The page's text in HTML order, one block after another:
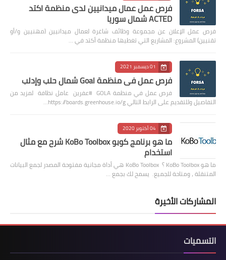
فرص عمل عمال ميدانيين لدى منظمة اكتد
ACTED شمال سوريا
فرص عمل الإعلان عن مجموعة وظائف شاغرة لعمال ميدانيين (مهنيين و/أو
تقنيين) المشروع: المشاريع التي تغطيها منظمة أكتد في …
01 ديسمبر 2021
فرص عمل في منظمة Goal شمال حلب وإدلب
فرص عمل في منظمة GOLA #عفرين عامل نظافة لمزيد من
التفاصيل وللتقديم على الرابط التالي https://boards.greenhouse.io/g…
04 أكتوبر 2020
ما هو برنامج كوبو KoBo Toolbox شرح مع مثال
استخدام
ما هو KoBo Toolbox ؟ KoBo Toolbox هي أداة مجانية مفتوحة المصدر لجمع البيانات
المتنقلة ، ومتاحة للجميع. يسمح لك بجمع …
المشاركات الأخيرة
التسميات